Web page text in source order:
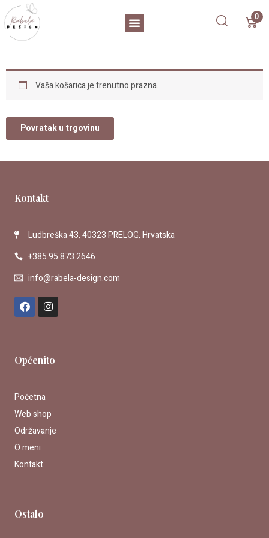
Skip
to
content
Menu 0
Vaša košarica je trenutno prazna.
Povratak u trgovinu
Kontakt
Ludbreška 43, 40323 PRELOG, Hrvatska
+385 95 873 2646
info@rabela-design.com
F
a
c
o
I
n
s
r
Općenito
Početna
Web shop
Održavanje
O meni
Kontakt
Ostalo